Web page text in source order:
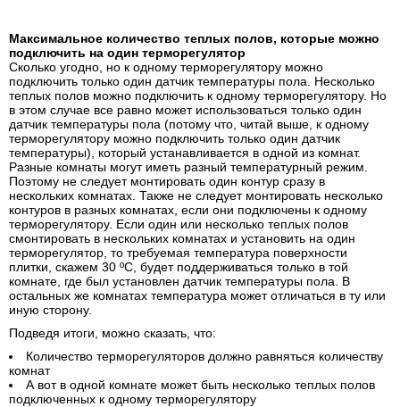
Максимальное количество теплых полов, которые можно
подключить на один терморегулятор
Сколько угодно, но к одному терморегулятору можно
подключить только один датчик температуры пола. Несколько
теплых полов можно подключить к одному терморегулятору. Но
в этом случае все равно может использоваться только один
датчик температуры пола (потому что, читай выше, к одному
терморегулятору можно подключить только один датчик
температуры), который устанавливается в одной из комнат.
Разные комнаты могут иметь разный температурный режим.
Поэтому не следует монтировать один контур сразу в
нескольких комнатах. Также не следует монтировать несколько
контуров в разных комнатах, если они подключены к одному
терморегулятору. Если один или несколько теплых полов
смонтировать в нескольких комнатах и установить на один
терморегулятор, то требуемая температура поверхности
плитки, скажем 30 ºС, будет поддерживаться только в той
комнате, где был установлен датчик температуры пола. В
остальных же комнатах температура может отличаться в ту или
иную сторону.
Подведя итоги, можно сказать, что:
Количество терморегуляторов должно равняться количеству
комнат
А вот в одной комнате может быть несколько теплых полов
подключенных к одному терморегулятору